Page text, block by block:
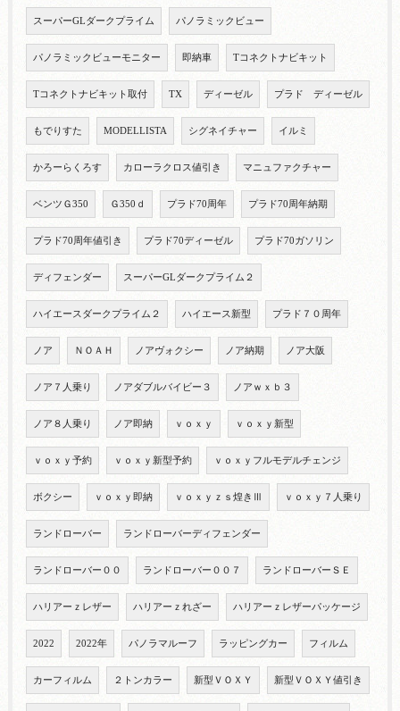
スーパーGLダークプライム パノラミックビュー
パノラミックビューモニター 即納車 Tコネクトナビキット
Tコネクトナビキット取付 TX ディーゼル プラド ディーゼル
もでりすた MODELLISTA シグネイチャー イルミ
かろーらくろす カローラクロス値引き マニュファクチャー
ベンツＧ350 Ｇ350ｄ プラド70周年 プラド70周年納期
プラド70周年値引き プラド70ディーゼル プラド70ガソリン
ディフェンダー スーパーGLダークプライム２
ハイエースダークプライム２ ハイエース新型 プラド７０周年
ノア ＮＯＡＨ ノアヴォクシー ノア納期 ノア大阪
ノア７人乗り ノアダブルバイビー３ ノアｗｘｂ３
ノア８人乗り ノア即納 ｖｏｘｙ ｖｏｘｙ新型
ｖｏｘｙ予約 ｖｏｘｙ新型予約 ｖｏｘｙフルモデルチェンジ
ボクシー ｖｏｘｙ即納 ｖｏｘｙｚｓ煌きⅢ ｖｏｘｙ７人乗り
ランドローバー ランドローバーディフェンダー
ランドローバー００ ランドローバー００７ ランドローバーＳＥ
ハリアーｚレザー ハリアーｚれざー ハリアーｚレザーパッケージ
2022 2022年 パノラマルーフ ラッピングカー フィルム
カーフィルム ２トンカラー 新型ＶＯＸＹ 新型ＶＯＸＹ値引き